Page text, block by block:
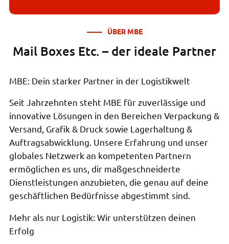
ÜBER MBE
Mail Boxes Etc. – der ideale Partner
MBE: Dein starker Partner in der Logistikwelt
Seit Jahrzehnten steht MBE für zuverlässige und
innovative Lösungen in den Bereichen Verpackung &
Versand, Grafik & Druck sowie Lagerhaltung &
Auftragsabwicklung. Unsere Erfahrung und unser
globales Netzwerk an kompetenten Partnern
ermöglichen es uns, dir maßgeschneiderte
Dienstleistungen anzubieten, die genau auf deine
geschäftlichen Bedürfnisse abgestimmt sind.
Mehr als nur Logistik: Wir unterstützen deinen
Erfolg